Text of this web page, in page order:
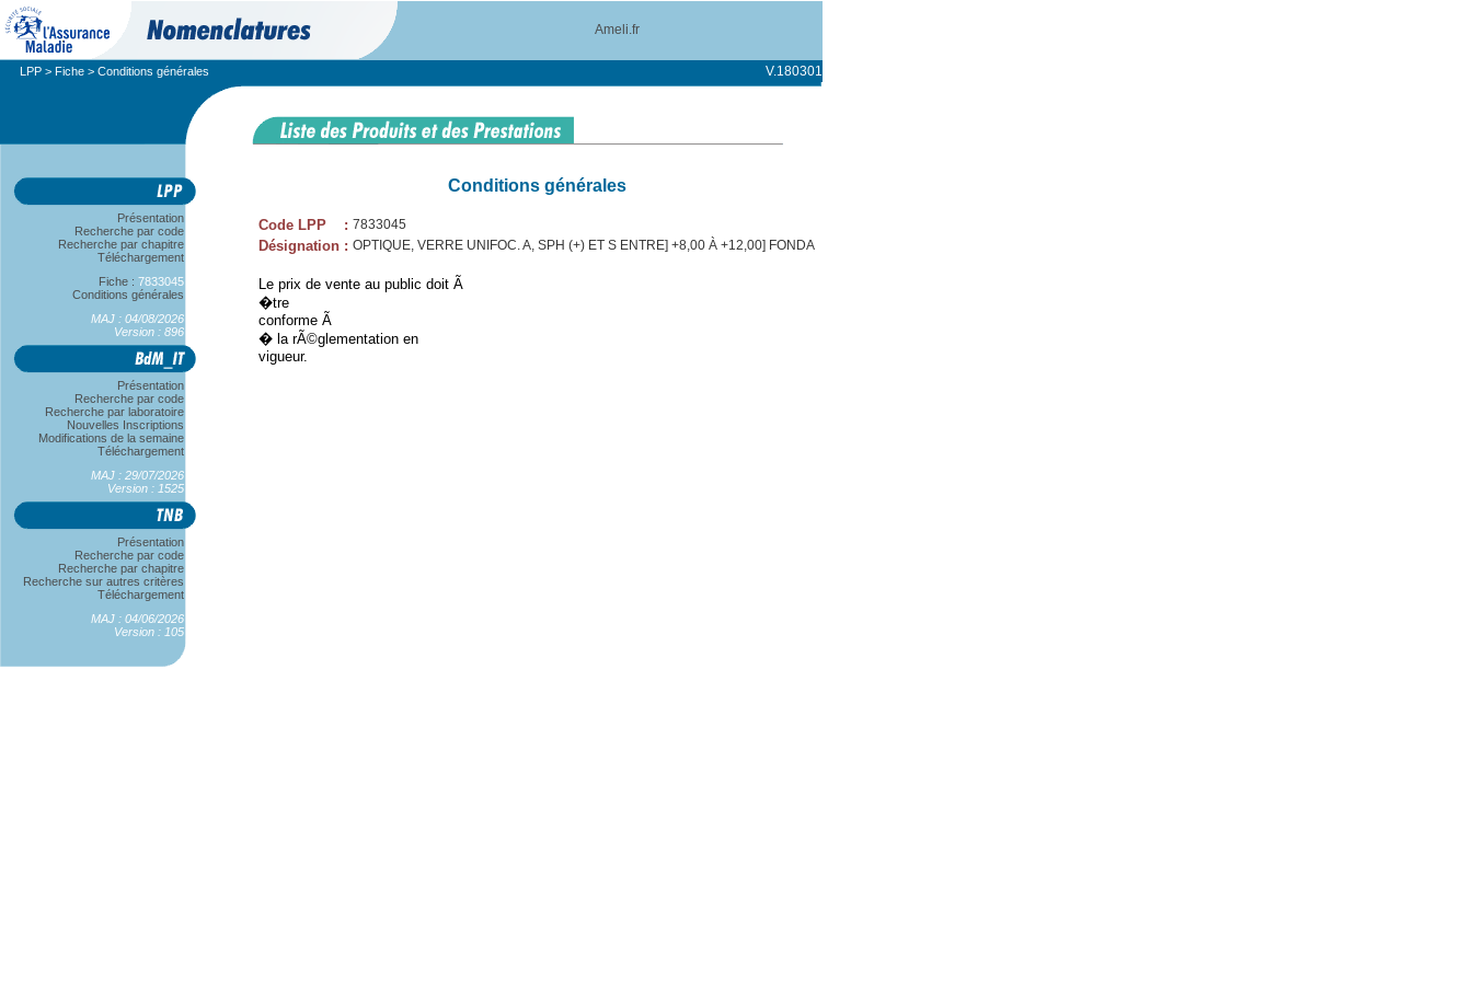
Ameli.fr
LPP > Fiche > Conditions générales V.180301
Présentation
Recherche par code
Recherche par chapitre
Téléchargement
Fiche : 7833045
Conditions générales
MAJ : 04/08/2026
Version : 896
Présentation
Recherche par code
Recherche par laboratoire
Nouvelles Inscriptions
Modifications de la semaine
Téléchargement
MAJ : 29/07/2026
Version : 1525
Présentation
Recherche par code
Recherche par chapitre
Recherche sur autres critères
Téléchargement
MAJ : 04/06/2026
Version : 105
Conditions générales
Code LPP : 7833045
Désignation : OPTIQUE, VERRE UNIFOC. A, SPH (+) ET S ENTRE] +8,00 À +12,00] FONDA
Le prix de vente au public doit Ã
�tre
conforme Ã
� la rÃ©glementation en
vigueur.